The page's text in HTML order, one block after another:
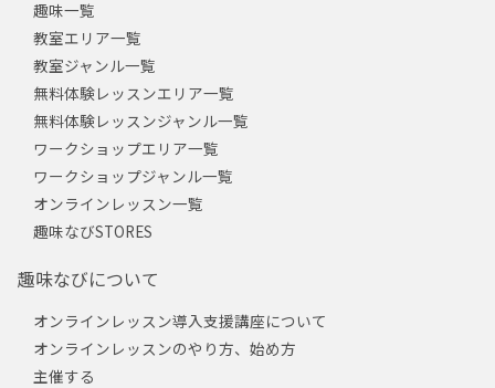
趣味一覧
教室エリア一覧
教室ジャンル一覧
無料体験レッスンエリア一覧
無料体験レッスンジャンル一覧
ワークショップエリア一覧
ワークショップジャンル一覧
オンラインレッスン一覧
趣味なびSTORES
趣味なびについて
オンラインレッスン導入支援講座について
オンラインレッスンのやり方、始め方
主催する